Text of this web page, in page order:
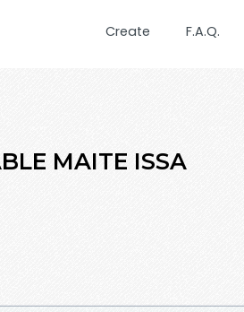
Create F.A.Q.
MAITE ISSA